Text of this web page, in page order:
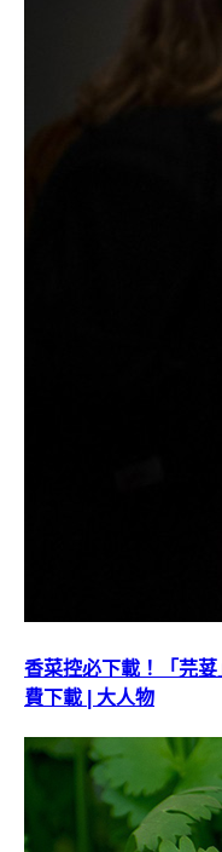
香菜控必下載！「芫
費下載 | 大人物